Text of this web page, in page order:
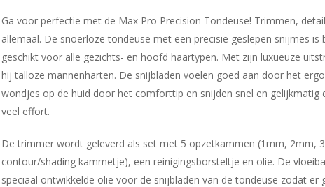
Ga voor perfectie met de Max Pro Precision Tondeuse! Trimmen,
allemaal. De snoerloze tondeuse met een precisie geslepen snijmes
geschikt voor alle gezichts- en hoofd haartypen. Met zijn luxueuze
hij talloze mannenharten. De snijbladen voelen goed aan door het
wondjes op de huid door het comforttip en snijden snel en gelijkmatig
veel effort.
De trimmer wordt geleverd als set met 5 opzetkammen (1mm, 2mm,
contour/shading kammetje), een reinigingsborsteltje en olie. De
speciaal ontwikkelde olie voor de snijbladen van de tondeuse zodat er